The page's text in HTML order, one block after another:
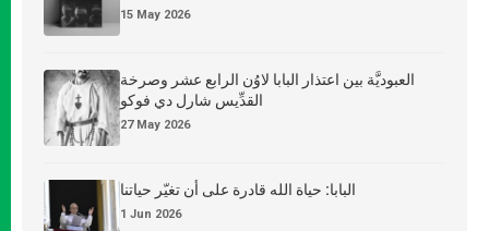
15 May 2026
العبوديَّة بين اعتذار البابا لاوُن الرابع عشر وصرخة
القدِّيس شارل دي فوكو
27 May 2026
البابا: حياة الله قادرة على أن تغيّر حياتنا
1 Jun 2026